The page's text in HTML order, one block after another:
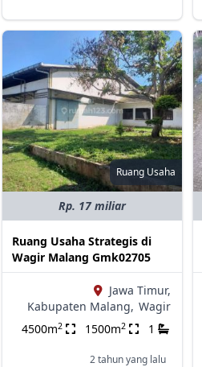
Ruang Usaha
Rp. 17 miliar
Ruang Usaha Strategis di
Wagir Malang Gmk02705
Jawa Timur,
Kabupaten Malang, Wagir
4500m2 1500m2 1
2 tahun yang lalu